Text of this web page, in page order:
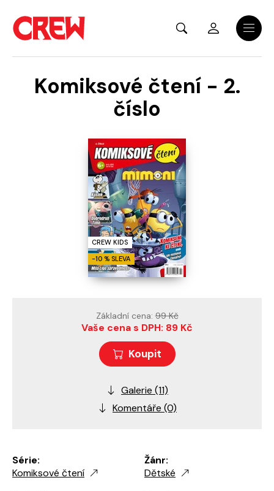
Menu
Komiksové čtení - 2.
číslo
CREW KIDS
-10 % SLEVA
Série:
Komiksové čtení
Žánr:
Dětské
Základní cena:99 Kč
Vaše cena s DPH: 89 Kč
Koupit
Galerie (11)
Komentáře (0)